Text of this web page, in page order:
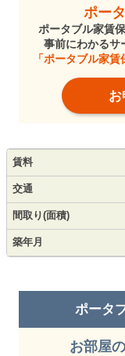
ポー
ポータブル家賃
事前にわかるサ
「ポータブル家賃
賃料
交通
間取り(面積)
築年月
ポータ
お部屋